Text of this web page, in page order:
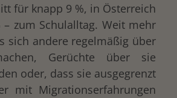
für knapp 9 %, in Österreich
zum Schulalltag. Weit mehr
sich andere regelmäßig über
Gerüchte über sie
oder, dass sie ausgegrenzt
mit Migrationserfahrungen